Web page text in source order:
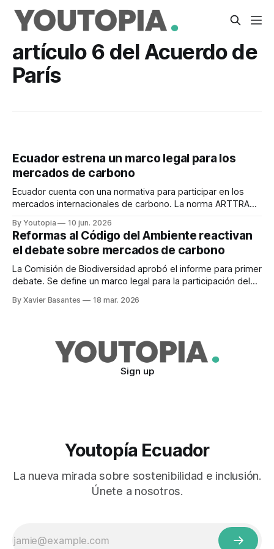
artículo 6 del Acuerdo de
París
Ecuador estrena un marco legal para los
mercados de carbono
Ecuador cuenta con una normativa para participar en los
mercados internacionales de carbono. La norma ARTTRAM
By Youtopia 10 jun. 2026
Reformas al Código del Ambiente reactivan
el debate sobre mercados de carbono
La Comisión de Biodiversidad aprobó el informe para primer
debate. Se define un marco legal para la participación del
By Xavier Basantes 18 mar. 2026
Sign up
Youtopía Ecuador
La nueva mirada sobre sostenibilidad e inclusión.
Únete a nosotros.